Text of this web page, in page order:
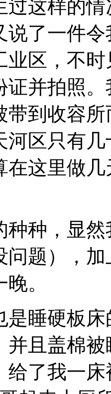
过这样的
说了一件
业区，不
证并拍照
带到收容
河区只有
在这里做
种种，显
问题），
。
是睡硬板床
并且盖棉
给了我一